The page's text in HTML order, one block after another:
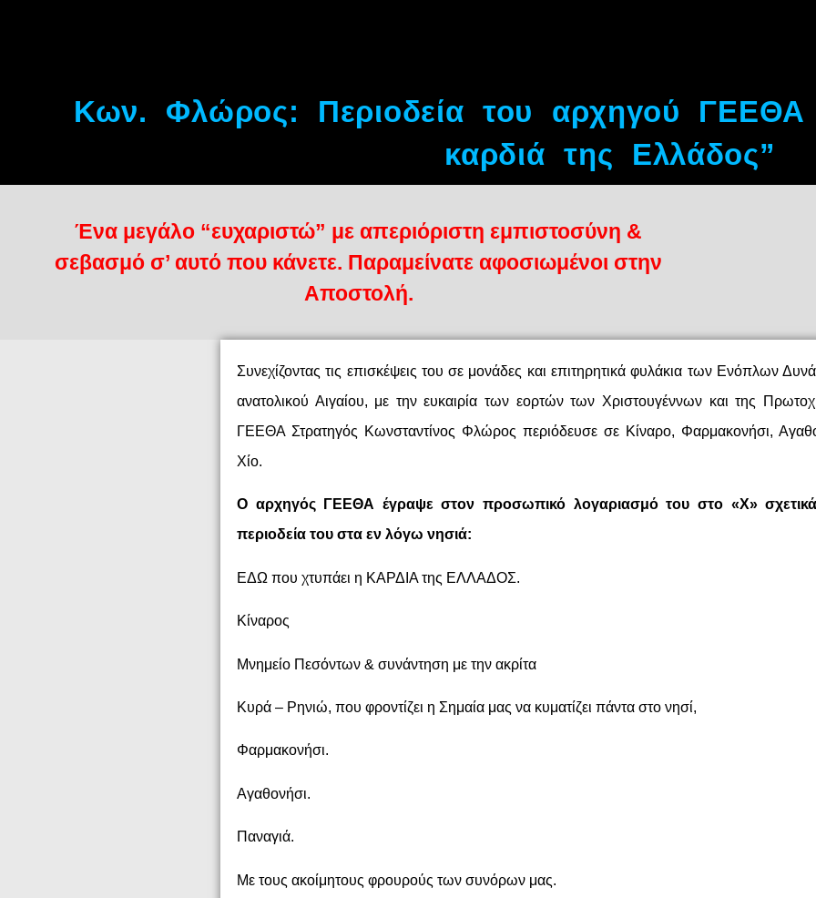
Κων. Φλώρος: Περιοδεία του αρχηγού ΓΕΕΘΑ
καρδιά της Ελλάδος”
Ένα μεγάλο “ευχαριστώ” με απεριόριστη εμπιστοσύνη &
σεβασμό σ’ αυτό που κάνετε. Παραμείνατε αφοσιωμένοι στην
Αποστολή.
Συνεχίζοντας τις επισκέψεις του σε μονάδες και επιτηρητικά φυλάκια των Ενόπλων
ανατολικού Αιγαίου, με την ευκαιρία των εορτών των Χριστουγέννων και της
ΓΕΕΘΑ Στρατηγός Κωνσταντίνος Φλώρος περιόδευσε σε Κίναρο, Φαρμακονήσι,
Χίο.
Ο αρχηγός ΓΕΕΘΑ έγραψε στον προσωπικό λογαριασμό του στο «Χ»
περιοδεία του στα εν λόγω νησιά:
ΕΔΩ που χτυπάει η ΚΑΡΔΙΑ της ΕΛΛΑΔΟΣ.
Κίναρος
Μνημείο Πεσόντων & συνάντηση με την ακρίτα
Κυρά – Ρηνιώ, που φροντίζει η Σημαία μας να κυματίζει πάντα στο νησί,
Φαρμακονήσι.
Αγαθονήσι.
Παναγιά.
Με τους ακοίμητους φρουρούς των συνόρων μας.